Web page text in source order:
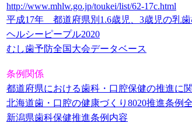
http://www.mhlw.go.jp/toukei/list/62-17c.html
平成17年 都道府県別1.6歳児、3歳児の乳
ヘルシーピープル2020
むし歯予防全国大会データベース
条例関係
都道府県における歯科・口腔保健の推進に
北海道歯・口腔の健康づくり8020推進条例
新潟県歯科保健推進条例内容